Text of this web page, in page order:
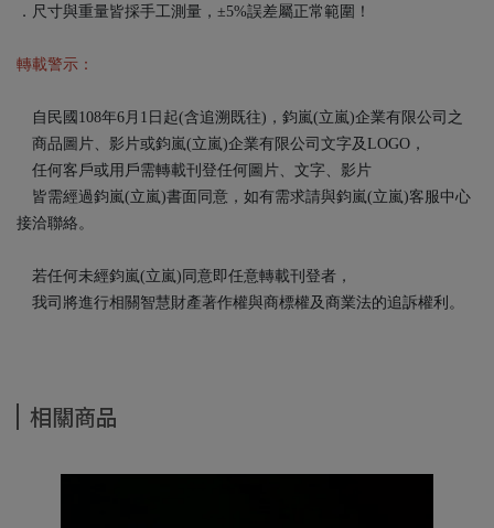
．尺寸與重量皆採手工測量，±5%誤差屬正常範圍！
轉載警示：
自民國108年6月1日起(含追溯既往)，鈞嵐(立嵐)企業有限公司之
商品圖片、影片或鈞嵐(立嵐)企業有限公司文字及LOGO，
任何客戶或用戶需轉載刊登任何圖片、文字、影片
皆需經過鈞嵐(立嵐)書面同意，如有需求請與鈞嵐(立嵐)客服中心
接洽聯絡。
若任何未經鈞嵐(立嵐)同意即任意轉載刊登者，
我司將進行相關智慧財產著作權與商標權及商業法的追訴權利。
相關商品